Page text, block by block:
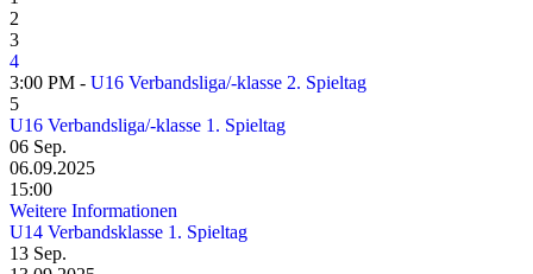
2
3
4
3:00 PM - U16 Verbandsliga/-klasse 2. Spieltag
5
U16 Verbandsliga/-klasse 1. Spieltag
06 Sep.
06.09.2025
15:00
Weitere Informationen
U14 Verbandsklasse 1. Spieltag
13 Sep.